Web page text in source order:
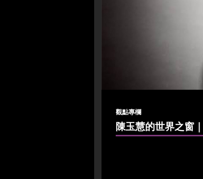
觀點專欄
陳玉慧的世界之窗 ｜